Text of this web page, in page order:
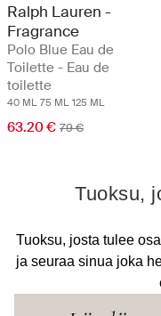
Ralph Lauren -
Fragrance
Polo Blue Eau de
Toilette - Eau de
toilette
40 ML 75 ML 125 ML
63.20 € 79 €
Tuoksu,
Tuoksu, josta tulee
ja seuraa sinua joka